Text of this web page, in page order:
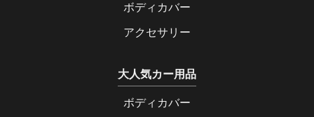
ボディカバー
アクセサリー
大人気カー用品
ボディカバー